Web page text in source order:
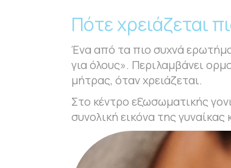
Πότε χρειάζεται
Ένα από τα πιο συχνά
για όλους». Περιλαμβάνει
μήτρας, όταν χρειάζεται.
Στο κέντρο εξωσωματικής
συνολική εικόνα της